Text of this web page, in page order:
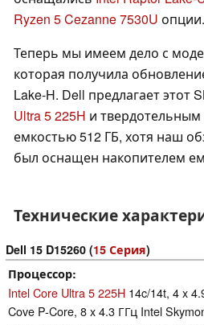
Ryzen 5 Cezanne 7530U опции.
Теперь мы имеем дело с
которая получила
Lake-H. Dell предлагает этот
Ultra 5 225H и
емкостью 512 ГБ, хотя наш
был оснащен накопителем
Технические
Dell 15 D15260 (15 Серия)
Процессор
Intel Core Ultra 5 225H 14c/14t, 4 x
Cove P-Core, 8 x 4.3 ГГц Intel